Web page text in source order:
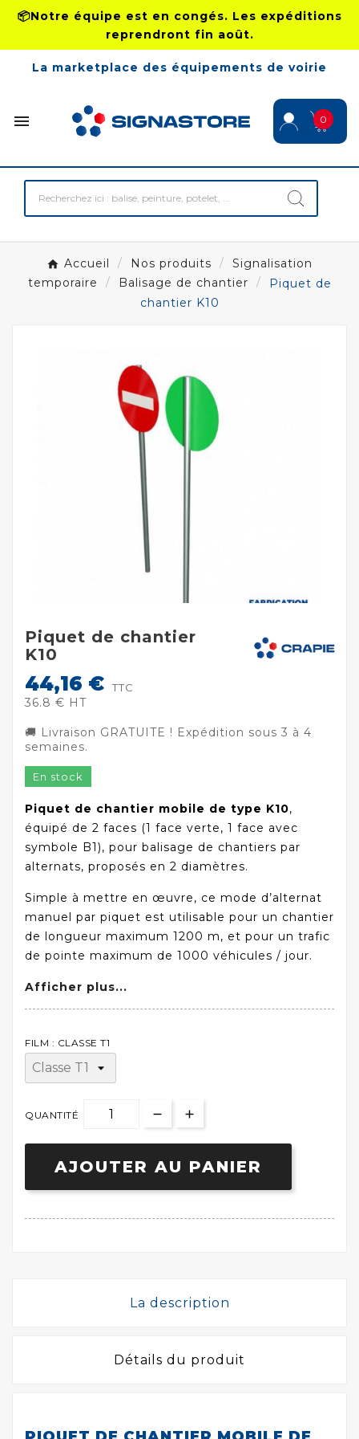
📦Notre équipe est en congés. Les expéditions
reprendront fin août.
La marketplace des équipements de voirie
 0
Accueil Nos produits
Signalisation
temporaire
Balisage de chantier
Piquet de
chantier K10
Piquet de chantier
K10
44,16 € TTC
36.8 € HT
🚚 Livraison GRATUITE ! Expédition sous 3 à 4
semaines.
En stock
Piquet de chantier mobile de type K10,
équipé de 2 faces (1 face verte, 1 face avec
symbole B1), pour balisage de chantiers par
alternats, proposés en 2 diamètres.
Simple à mettre en œuvre, ce mode d’alternat
manuel par piquet est utilisable pour un chantier
de longueur maximum 1200 m, et pour un trafic
de pointe maximum de 1000 véhicules / jour.
Afficher plus...
FILM : CLASSE T1
QUANTITÉ
AJOUTER AU PANIER
La description
Détails du produit